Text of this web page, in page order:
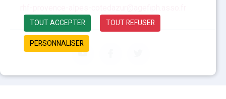
TOUT ACCEPTER
TOUT REFUSER
PERSONNALISER